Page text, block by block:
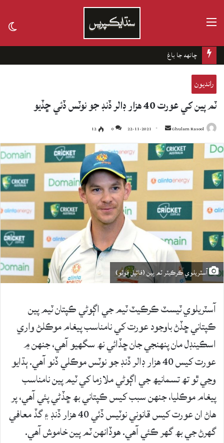
چانهه جا باغ
رانديون
ٽم پين کي عورت 40 هزار ڊالر ڏنڊ جو نوٽس ڏئي ڇڏيو
Ghulam Rasool
Send
an
email
22-11-2021
0
12
آسٽريلوي ڪرڪيٽر ٽم پين (فائيل فوٽو)
آسٽريلوي ٽيسٽ ڪرڪيٽ ٽيم جي اڳوڻي ڪپتان ٽيم پين
ڪپتاني ڇڏڻ باوجود عورت کي نامناسب پيغام موڪلڻ واري
اسڪينڊل مان پنهنجي جان ڇڏائي نھ سگهيو آهي، جنهن ۾
عورت کيس 40 هزار ڊالر ڏنڊ جو نوٽس موڪلي ڏنو آهي. ٻڌايو
وڃي ٿو تھ تسمانيھ جي اڳوڻي ملازما کي ٽيم پين نامناسب
پيغام موڪليا، جنهن سبب کيس ڪپتاني بھ ڇڏڻي پئي آهي، پر
هاڻ ان عورت کيس قانوني نوٽيس ڏئي 40 هزار ڏنڊ ۽ گڏ معافي
گهرڻ جي بھ گهر ڪئي آهي. هوڏانهن ٽم پين خاموش آهي.